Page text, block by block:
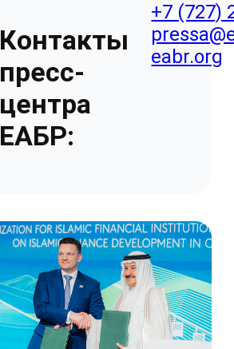
Контакты
пресс-
центра
ЕАБР:
+7 (727)
eabr.org